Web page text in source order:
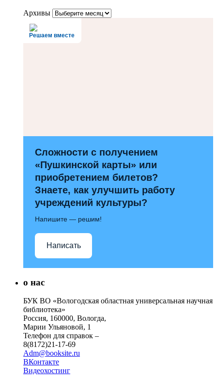
Архивы
Решаем вместе
Сложности с получением
«Пушкинской карты» или
приобретением билетов?
Знаете, как улучшить работу
учреждений культуры?
Напишите — решим!
Написать
о нас
БУК ВО «Вологодская областная универсальная научная
библиотека»
Россия, 160000, Вологда,
Марии Ульяновой, 1
Телефон для справок –
8(8172)21-17-69
Adm@booksite.ru
ВКонтакте
Видеохостинг